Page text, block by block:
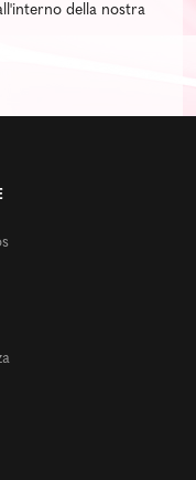
della nostra